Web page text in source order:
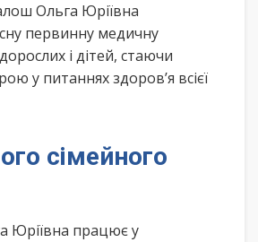
Ольга Юріївна
первинну медичну
і дітей, стаючи
у питаннях здоров’я всієї
сімейного
Юріївна працює у